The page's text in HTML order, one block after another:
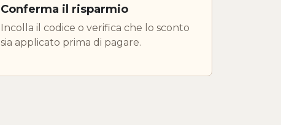
Conferma il risparmio
Incolla il codice o verifica che lo sconto
sia applicato prima di pagare.